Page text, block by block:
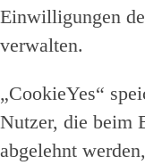
Einwilligungen
verwalten.
„CookieYes“
Nutzer, die beim
abgelehnt